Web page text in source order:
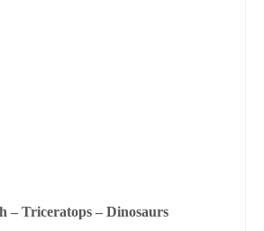
– Triceratops – Dinosaurs